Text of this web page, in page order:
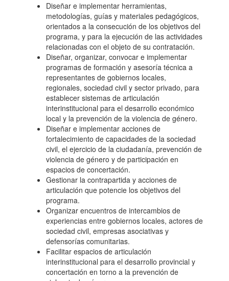
Diseñar e implementar herramientas,
metodologías, guías y materiales pedagógicos,
orientados a la consecución de los objetivos del
programa, y para la ejecución de las actividades
relacionadas con el objeto de su contratación.
Diseñar, organizar, convocar e implementar
programas de formación y asesoría técnica a
representantes de gobiernos locales,
regionales, sociedad civil y sector privado, para
establecer sistemas de articulación
interinstitucional para el desarrollo económico
local y la prevención de la violencia de género.
Diseñar e implementar acciones de
fortalecimiento de capacidades de la sociedad
civil, el ejercicio de la ciudadanía, prevención de
violencia de género y de participación en
espacios de concertación.
Gestionar la contrapartida y acciones de
articulación que potencie los objetivos del
programa.
Organizar encuentros de intercambios de
experiencias entre gobiernos locales, actores de
sociedad civil, empresas asociativas y
defensorías comunitarias.
Facilitar espacios de articulación
interinstitucional para el desarrollo provincial y
concertación en torno a la prevención de